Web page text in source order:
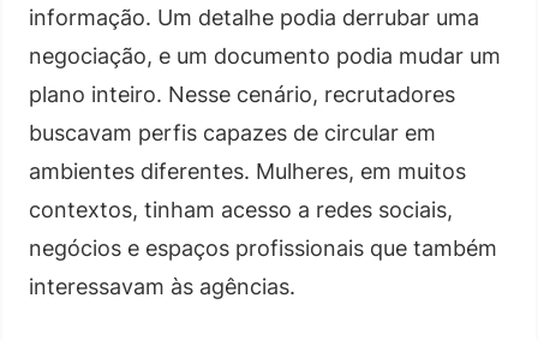
informação. Um detalhe podia derrubar uma
negociação, e um documento podia mudar um
plano inteiro. Nesse cenário, recrutadores
buscavam perfis capazes de circular em
ambientes diferentes. Mulheres, em muitos
contextos, tinham acesso a redes sociais,
negócios e espaços profissionais que também
interessavam às agências.